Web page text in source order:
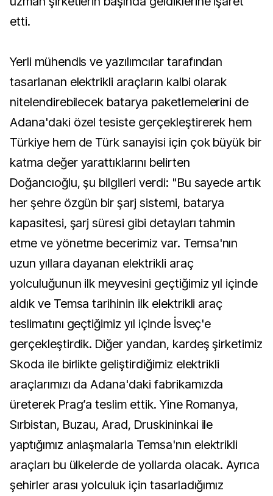
etti.
Yerli mühendis ve yazılımcılar tarafından
tasarlanan elektrikli araçların kalbi olarak
nitelendirebilecek batarya paketlemelerini de
Adana'daki özel tesiste gerçekleştirerek hem
Türkiye hem de Türk sanayisi için çok büyük bir
katma değer yarattıklarını belirten
Doğancıoğlu, şu bilgileri verdi: "Bu sayede artık
her şehre özgün bir şarj sistemi, batarya
kapasitesi, şarj süresi gibi detayları tahmin
etme ve yönetme becerimiz var. Temsa'nın
uzun yıllara dayanan elektrikli araç
yolculuğunun ilk meyvesini geçtiğimiz yıl içinde
aldık ve Temsa tarihinin ilk elektrikli araç
teslimatını geçtiğimiz yıl içinde İsveç'e
gerçekleştirdik. Diğer yandan, kardeş şirketimiz
Skoda ile birlikte geliştirdiğimiz elektrikli
araçlarımızı da Adana'daki fabrikamızda
üreterek Prag’a teslim ettik. Yine Romanya,
Sırbistan, Buzau, Arad, Druskininkai ile
yaptığımız anlaşmalarla Temsa'nın elektrikli
araçları bu ülkelerde de yollarda olacak. Ayrıca
şehirler arası yolculuk için tasarladığımız